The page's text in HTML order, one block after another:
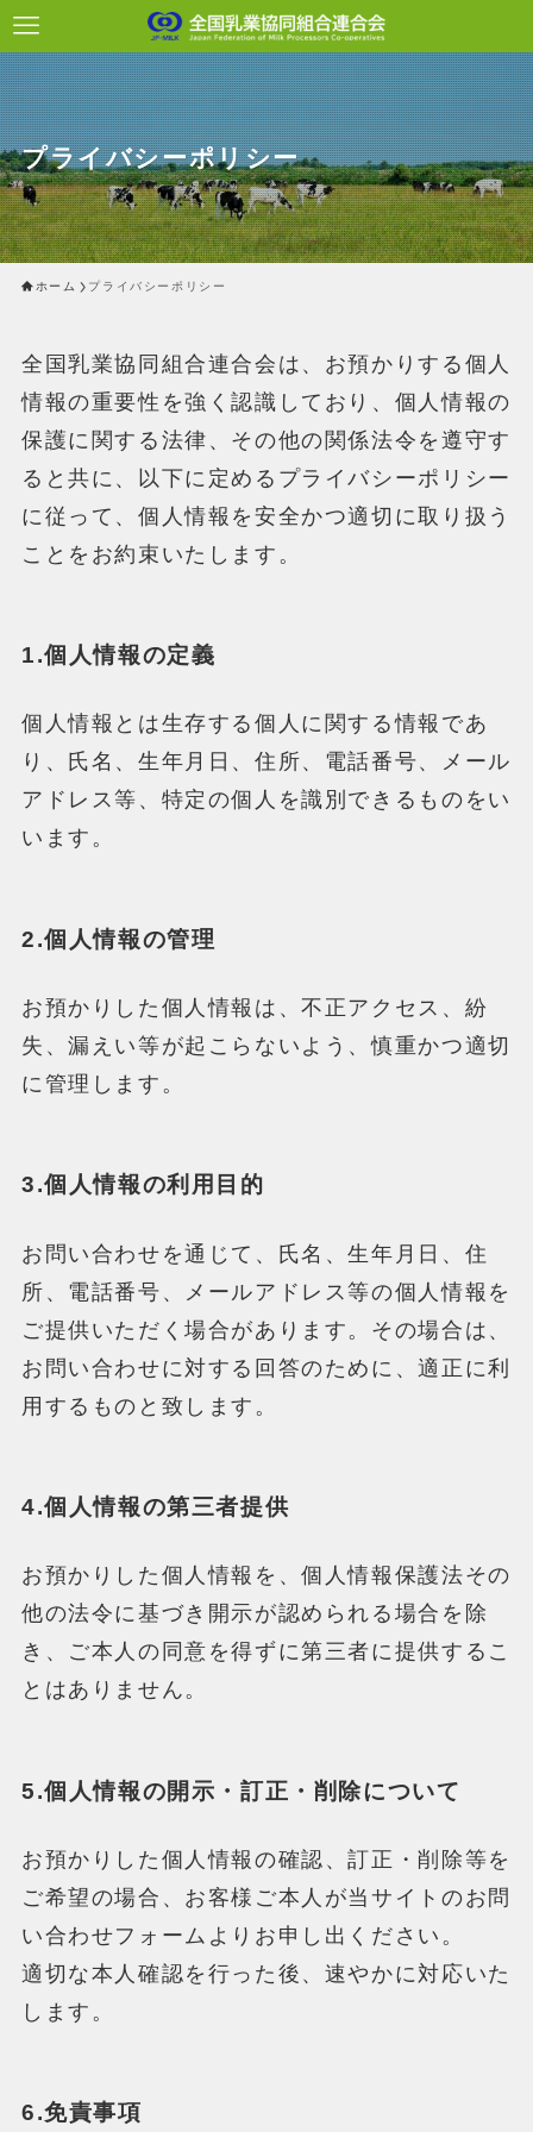
プライバシーポリシー
ホーム プライバシーポリシー
全国乳業協同組合連合会は、お預かりする個人
情報の重要性を強く認識しており、個人情報の
保護に関する法律、その他の関係法令を遵守す
ると共に、以下に定めるプライバシーポリシー
に従って、個人情報を安全かつ適切に取り扱う
ことをお約束いたします。
1.個人情報の定義
個人情報とは生存する個人に関する情報であ
り、氏名、生年月日、住所、電話番号、メール
アドレス等、特定の個人を識別できるものをい
います。
2.個人情報の管理
お預かりした個人情報は、不正アクセス、紛
失、漏えい等が起こらないよう、慎重かつ適切
に管理します。
3.個人情報の利用目的
お問い合わせを通じて、氏名、生年月日、住
所、電話番号、メールアドレス等の個人情報を
ご提供いただく場合があります。その場合は、
お問い合わせに対する回答のために、適正に利
用するものと致します。
4.個人情報の第三者提供
お預かりした個人情報を、個人情報保護法その
他の法令に基づき開示が認められる場合を除
き、ご本人の同意を得ずに第三者に提供するこ
とはありません。
5.個人情報の開示・訂正・削除について
お預かりした個人情報の確認、訂正・削除等を
ご希望の場合、お客様ご本人が当サイトのお問
い合わせフォームよりお申し出ください。
適切な本人確認を行った後、速やかに対応いた
します。
6.免責事項